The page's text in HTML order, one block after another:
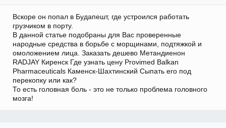
Вскоре он попал в Будапешт, где устроился работать
грузчиком в порту.
В данной статье подобраны для Вас проверенные
народные средства в борьбе с морщинами, подтяжкой и
омоложением лица. Заказать дешево Метандиенон
RADJAY Киренск Где узнать цену Provimed Balkan
Pharmaceuticals Каменск-Шахтинский Сыпать его под
перекопку или как?
То есть головная боль - это не только проблема головного
мозга!